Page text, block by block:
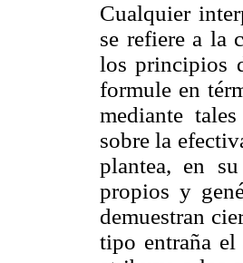
Cualquier
se refiere a la
los principios
formule en
mediante
sobre la
plantea, en
propios y
demuestran
tipo entraña